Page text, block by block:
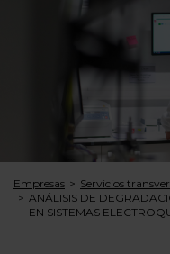
Empresas
Servicios
ANÁLISIS DE
EN SISTEMAS